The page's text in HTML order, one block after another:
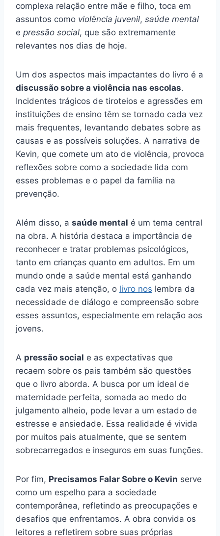
complexa relação entre mãe e filho, toca em
assuntos como violência juvenil, saúde mental
e pressão social, que são extremamente
relevantes nos dias de hoje.
Um dos aspectos mais impactantes do livro é a
discussão sobre a violência nas escolas.
Incidentes trágicos de tiroteios e agressões em
instituições de ensino têm se tornado cada vez
mais frequentes, levantando debates sobre as
causas e as possíveis soluções. A narrativa de
Kevin, que comete um ato de violência, provoca
reflexões sobre como a sociedade lida com
esses problemas e o papel da família na
prevenção.
Além disso, a saúde mental é um tema central
na obra. A história destaca a importância de
reconhecer e tratar problemas psicológicos,
tanto em crianças quanto em adultos. Em um
mundo onde a saúde mental está ganhando
cada vez mais atenção, o livro nos lembra da
necessidade de diálogo e compreensão sobre
esses assuntos, especialmente em relação aos
jovens.
A pressão social e as expectativas que
recaem sobre os pais também são questões
que o livro aborda. A busca por um ideal de
maternidade perfeita, somada ao medo do
julgamento alheio, pode levar a um estado de
estresse e ansiedade. Essa realidade é vivida
por muitos pais atualmente, que se sentem
sobrecarregados e inseguros em suas funções.
Por fim, Precisamos Falar Sobre o Kevin serve
como um espelho para a sociedade
contemporânea, refletindo as preocupações e
desafios que enfrentamos. A obra convida os
leitores a refletirem sobre suas próprias